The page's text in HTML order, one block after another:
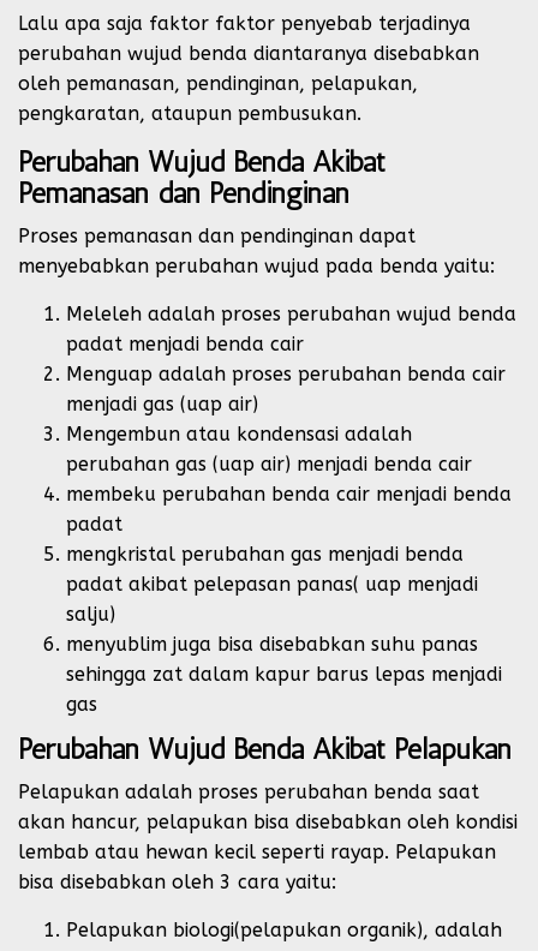
Lalu apa saja faktor faktor penyebab terjadinya
perubahan wujud benda diantaranya disebabkan
oleh pemanasan, pendinginan, pelapukan,
pengkaratan, ataupun pembusukan.
Perubahan Wujud Benda Akibat
Pemanasan dan Pendinginan
Proses pemanasan dan pendinginan dapat
menyebabkan perubahan wujud pada benda yaitu:
Meleleh adalah proses perubahan wujud benda
padat menjadi benda cair
Menguap adalah proses perubahan benda cair
menjadi gas (uap air)
Mengembun atau kondensasi adalah
perubahan gas (uap air) menjadi benda cair
membeku perubahan benda cair menjadi benda
padat
mengkristal perubahan gas menjadi benda
padat akibat pelepasan panas( uap menjadi
salju)
menyublim juga bisa disebabkan suhu panas
sehingga zat dalam kapur barus lepas menjadi
gas
Perubahan Wujud Benda Akibat Pelapukan
Pelapukan adalah proses perubahan benda saat
akan hancur, pelapukan bisa disebabkan oleh kondisi
lembab atau hewan kecil seperti rayap. Pelapukan
bisa disebabkan oleh 3 cara yaitu:
Pelapukan biologi(pelapukan organik), adalah